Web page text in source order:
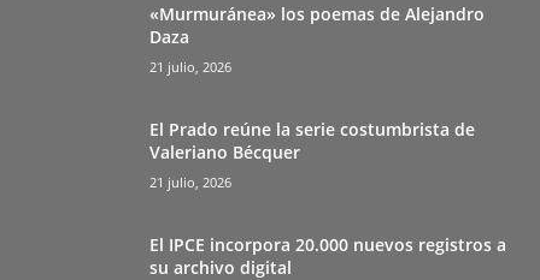
«Murmuránea» los poemas de Alejandro
Daza
21 julio, 2026
El Prado reúne la serie costumbrista de
Valeriano Bécquer
21 julio, 2026
El IPCE incorpora 20.000 nuevos registros a
su archivo digital